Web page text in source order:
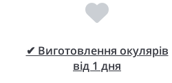
✔ Виготовлення окулярів
від 1 дня